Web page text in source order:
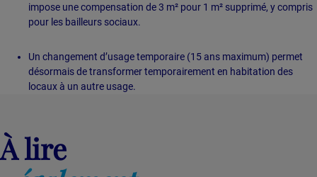
impose une compensation de 3 m² pour 1 m² supprimé, y compris
pour les bailleurs sociaux.
Un changement d’usage temporaire (15 ans maximum) permet
désormais de transformer temporairement en habitation des
locaux à un autre usage.
À lire